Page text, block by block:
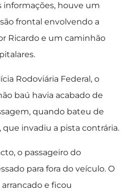
informações, houve um
frontal envolvendo a
Ricardo e um caminhão
Rodoviária Federal, o
baú havia acabado de
quando bateu de
invadiu a pista contrária.
o passageiro do
para fora do veículo. O
e ficou